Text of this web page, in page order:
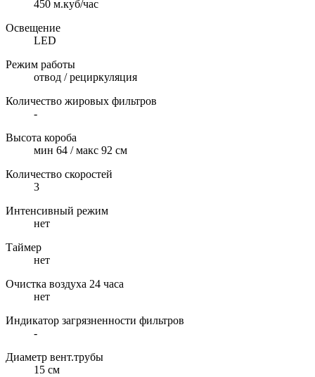
450 м.куб/час
Освещение
LED
Режим работы
отвод / рециркуляция
Количество жировых фильтров
-
Высота короба
мин 64 / макс 92 см
Количество скоростей
3
Интенсивный режим
нет
Таймер
нет
Очистка воздуха 24 часа
нет
Индикатор загрязненности фильтров
-
Диаметр вент.трубы
15 см